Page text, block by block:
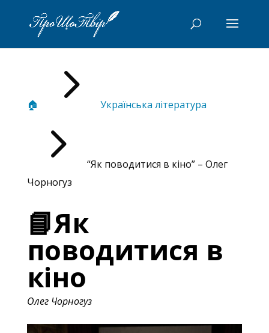
🏠 5 Українська література
5
“Як поводитися в кіно” – Олег
Чорногуз
📘Як
поводитися в
кіно
Олег Чорногуз